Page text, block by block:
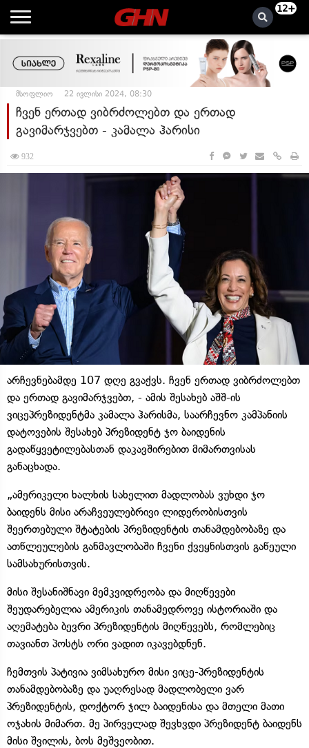
12+
მსოფლიო 22 ივლისი 2024, 08:30
ჩვენ ერთად ვიბრძოლებთ და ერთად
გავიმარჯვებთ - კამალა ჰარისი
932
არჩევნებამდე 107 დღე გვაქვს. ჩვენ ერთად ვიბრძოლებთ
და ერთად გავიმარჯვებთ, - ამის შესახებ აშშ-ის
ვიცეპრეზიდენტმა კამალა ჰარისმა, საარჩევნო კამპანიის
დატოვების შესახებ პრეზიდენტ ჯო ბაიდენის
გადაწყვეტილებასთან დაკავშირებით მიმართვისას
განაცხადა.
„ამერიკელი ხალხის სახელით მადლობას ვუხდი ჯო
ბაიდენს მისი არაჩვეულებრივი ლიდერობისთვის
შეერთებული შტატების პრეზიდენტის თანამდებობაზე და
ათწლეულების განმავლობაში ჩვენი ქვეყნისთვის გაწეული
სამსახურისთვის.
მისი შესანიშნავი მემკვიდრეობა და მიღწევები
შეუდარებელია ამერიკის თანამედროვე ისტორიაში და
აღემატება ბევრი პრეზიდენტის მიღწევებს, რომლებიც
თავიანთ პოსტს ორი ვადით იკავებდნენ.
ჩემთვის პატივია ვიმსახურო მისი ვიცე-პრეზიდენტის
თანამდებობაზე და უაღრესად მადლობელი ვარ
პრეზიდენტის, დოქტორ ჯილ ბაიდენისა და მთელი მათი
ოჯახის მიმართ. მე პირველად შევხვდი პრეზიდენტ ბაიდენს
მისი შვილის, ბოს მეშვეობით.